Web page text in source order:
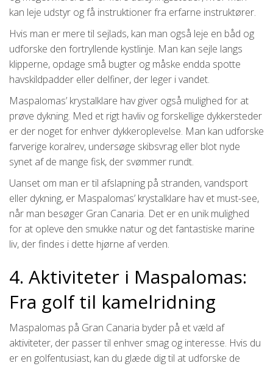
kan leje udstyr og få instruktioner fra erfarne instruktører.
Hvis man er mere til sejlads, kan man også leje en båd og
udforske den fortryllende kystlinje. Man kan sejle langs
klipperne, opdage små bugter og måske endda spotte
havskildpadder eller delfiner, der leger i vandet.
Maspalomas’ krystalklare hav giver også mulighed for at
prøve dykning. Med et rigt havliv og forskellige dykkersteder
er der noget for enhver dykkeroplevelse. Man kan udforske
farverige koralrev, undersøge skibsvrag eller blot nyde
synet af de mange fisk, der svømmer rundt.
Uanset om man er til afslapning på stranden, vandsport
eller dykning, er Maspalomas’ krystalklare hav et must-see,
når man besøger Gran Canaria. Det er en unik mulighed
for at opleve den smukke natur og det fantastiske marine
liv, der findes i dette hjørne af verden.
4. Aktiviteter i Maspalomas:
Fra golf til kamelridning
Maspalomas på Gran Canaria byder på et væld af
aktiviteter, der passer til enhver smag og interesse. Hvis du
er en golfentusiast, kan du glæde dig til at udforske de